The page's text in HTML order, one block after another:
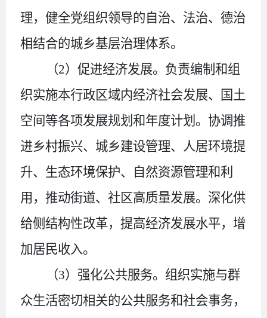
理，健全党组织领导的自治、法治、德治
相结合的城乡基层治理体系。
（2） 促进经济发展。负责编制和组
织实施本行政区域内经济社会发展、国土
空间等各项发展规划和年度计划。协调推
进乡村振兴、城乡建设管理、人居环境提
升、生态环境保护、自然资源管理和利
用，推动街道、社区高质量发展。深化供
给侧结构性改革，提高经济发展水平，增
加居民收入。
（3） 强化公共服务。组织实施与群
众生活密切相关的公共服务和社会事务，